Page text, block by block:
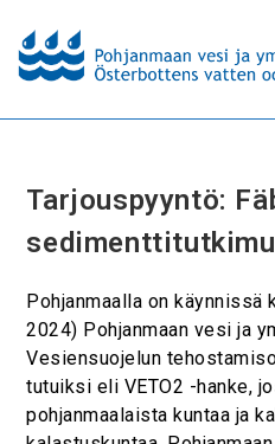
Tarjouspyyntö:
Pohjanmaalla on käynnissä
2024) Pohjanmaan vesi ja
Vesiensuojelun
tutuiksi eli VETO2 -hanke,
pohjanmaalaista kuntaa ja